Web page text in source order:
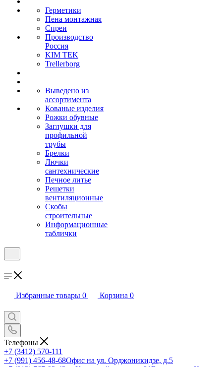
Герметики
Пена монтажная
Спреи
Производство
Россия
KIM TEK
Trellerborg
Выведено из
ассортимента
Кованые изделия
Рожки обувные
Заглушки для
профильной
трубы
Брелки
Лючки
сантехнические
Печное литье
Решетки
вентиляционные
Скобы
строительные
Информационные
таблички
Избранные товары 0 Корзина 0
Телефоны
+7 (3412) 570-111
+7 (991) 456-48-68Офис на ул. Орджоникидзе, д.5